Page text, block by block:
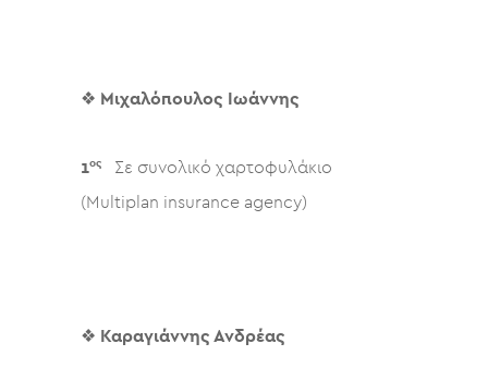
❖ Μιχαλόπουλος Ιωάννης
1ος
Σε συνολικό χαρτοφυλάκιο
(Multiplan insurance agency)
❖ Καραγιάννης Ανδρέας